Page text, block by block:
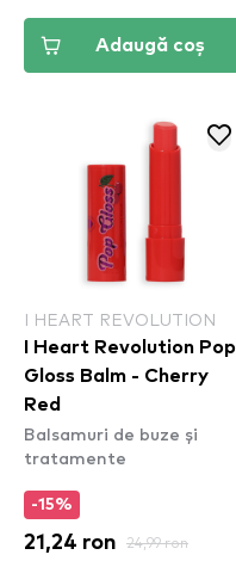
Adaugă coș
I HEART REVOLUTION
I Heart Revolution Pop
Gloss Balm - Cherry
Red
Balsamuri de buze și
tratamente
-15%
21,24 ron 24,99 ron